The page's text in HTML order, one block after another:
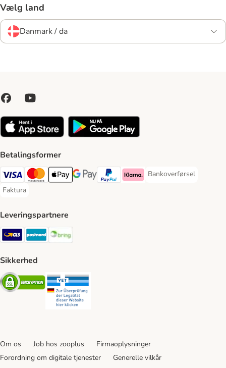
Vælg land
Danmark / da
Betalingsformer
VISA Payment Method
Mastercard Payment Method
Apply pay Payment Method
Google Pay Payment Method
paypal Payment Method
Klarna Payment Method
Bankoverførsel
Bankoverførsel
Faktura
Faktura Payment Method
Leveringspartnere
GLS Shipping Method
Postnord Shipping Method
Sikkerhed
Security
Om os Job hos zooplus
Firmaoplysninger
Forordning om digitale tjenester
Generelle vilkår